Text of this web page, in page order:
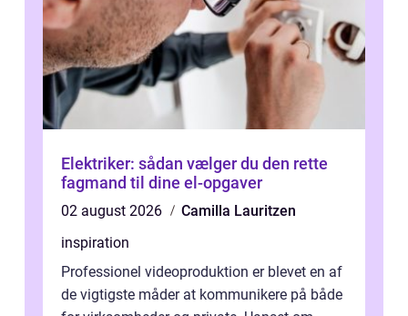
Elektriker: sådan vælger du den rette
fagmand til dine el-opgaver
02 august 2026
Camilla Lauritzen
inspiration
Professionel videoproduktion er blevet en af
de vigtigste måder at kommunikere på både